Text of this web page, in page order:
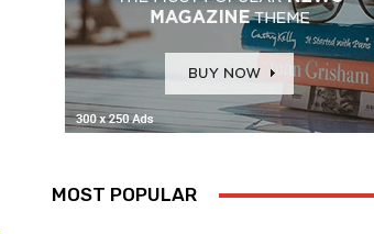
MOST POPULAR